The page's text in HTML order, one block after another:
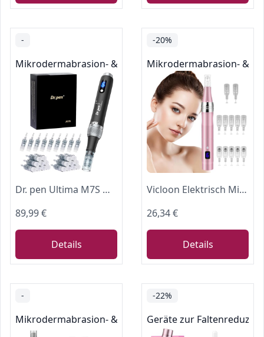
-
Mikrodermabrasion- & Gesichtspeeling-Geräte
Dr. pen Ultima M7S Microneedling Pen Drahtloser Dermapen mit 27 Cartridges
89,99 €
Details
-20%
Mikrodermabrasion- &
Vicloon Elektrisch Microneedling Pen, Drahtloser Elektrischer Dermapen Mikroneedling mit LCD Bildschirm und 5 Stufen, Einstellbar 0-2,5mm, Microneedle Haut Reparatur Tool (inkl.12 Nadelköpfe)-Rosa
26,34 €
Details
-
Mikrodermabrasion- & Gesichtspeeling-Geräte
-22%
Geräte zur